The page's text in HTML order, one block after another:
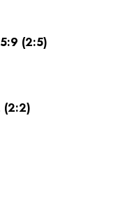
(2:5)
(2:2)